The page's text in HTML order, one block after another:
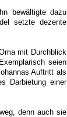
bewältigte dazu
setzte dezente
mit Durchblick
seien
Auftritt als
Darbietung einer
denn auch sie